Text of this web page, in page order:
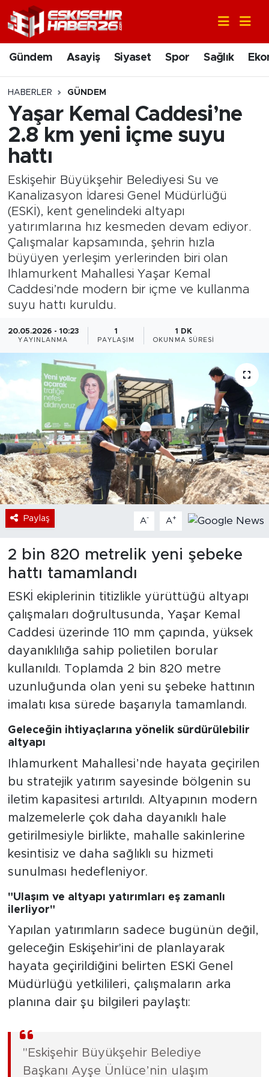
Gündem Asayiş Siyaset Spor Sağlık
HABERLER GÜNDEM
Yaşar Kemal Caddesi’ne
2.8 km yeni içme suyu
hattı
Eskişehir Büyükşehir Belediyesi Su ve
Kanalizasyon İdaresi Genel Müdürlüğü
(ESKİ), kent genelindeki altyapı
yatırımlarına hız kesmeden devam ediyor.
Çalışmalar kapsamında, şehrin hızla
büyüyen yerleşim yerlerinden biri olan
Ihlamurkent Mahallesi Yaşar Kemal
Caddesi’nde modern bir içme ve kullanma
suyu hattı kuruldu.
20.05.2026 - 10:23
YAYINLANMA
1
PAYLAŞIM
1 DK
OKUNMA SÜRESI
Paylaş A- A+
2 bin 820 metrelik yeni şebeke
hattı tamamlandı
ESKİ ekiplerinin titizlikle yürüttüğü altyapı
çalışmaları doğrultusunda, Yaşar Kemal
Caddesi üzerinde 110 mm çapında, yüksek
dayanıklılığa sahip polietilen borular
kullanıldı. Toplamda 2 bin 820 metre
uzunluğunda olan yeni su şebeke hattının
imalatı kısa sürede başarıyla tamamlandı.
Geleceğin ihtiyaçlarına yönelik sürdürülebilir
altyapı
Ihlamurkent Mahallesi’nde hayata geçirilen
bu stratejik yatırım sayesinde bölgenin su
iletim kapasitesi artırıldı. Altyapının modern
malzemelerle çok daha dayanıklı hale
getirilmesiyle birlikte, mahalle sakinlerine
kesintisiz ve daha sağlıklı su hizmeti
sunulması hedefleniyor.
"Ulaşım ve altyapı yatırımları eş zamanlı
ilerliyor"
Yapılan yatırımların sadece bugünün değil,
geleceğin Eskişehir'ini de planlayarak
hayata geçirildiğini belirten ESKİ Genel
Müdürlüğü yetkilileri, çalışmaların arka
planına dair şu bilgileri paylaştı:
"Eskişehir Büyükşehir Belediye
Başkanı Ayşe Ünlüce’nin ulaşım
Gündem
Asayiş
Siyaset
Spor
Ekonomi
Eğitim
Sanat
Bölge
Magazin
Dünya
Nöbetçi Eczaneler
Hava Durumu
Trafik Durumu
Süper Lig Puan Durumu ve Fikstür
Son Dakika Haberleri
Haber Arşivi